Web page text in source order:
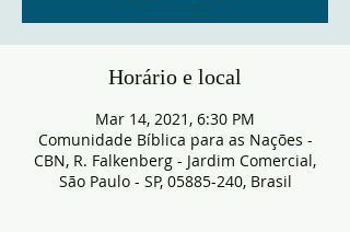
Horário e local
Mar 14, 2021, 6:30 PM
Comunidade Bíblica para as Nações -
CBN, R. Falkenberg - Jardim Comercial,
São Paulo - SP, 05885-240, Brasil